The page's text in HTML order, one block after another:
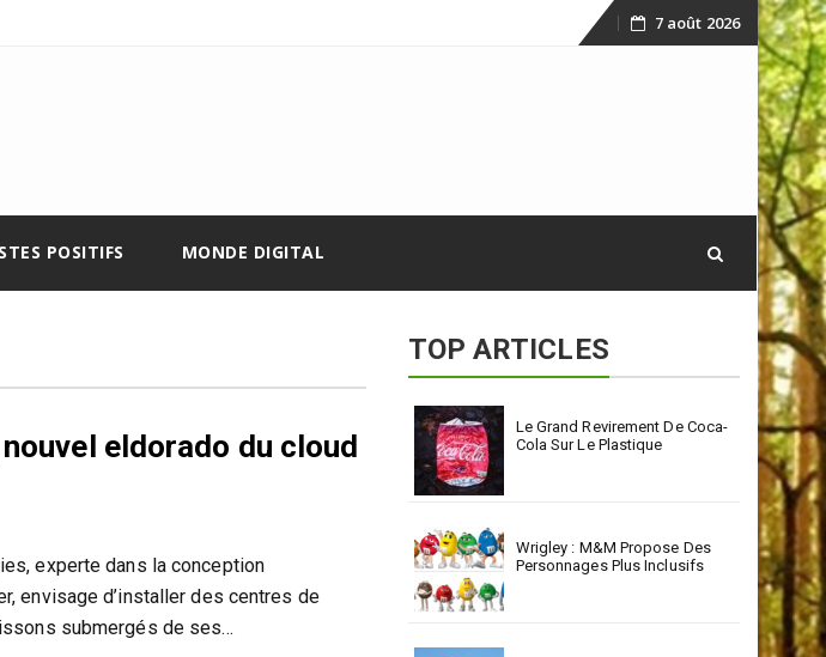
Skip
7 août 2026
POSITIFS MONDE DIGITAL
nouvel eldorado du cloud
experte dans la conception
envisage d’installer des centres de
submergés de ses…
TOP ARTICLES
Le Grand Revirement De Coca-
Cola Sur Le Plastique
Wrigley : M&M Propose Des
Personnages Plus Inclusifs